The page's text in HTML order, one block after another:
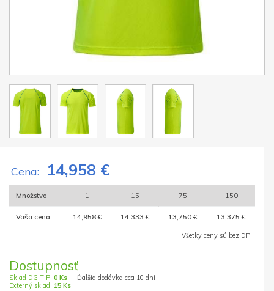
Cena: 14,958 €
Množstvo 1 15 75 150
Vaša cena 14,958 € 14,333 € 13,750 € 13,375 €
Všetky ceny sú bez DPH
Dostupnosť
Sklad DG TIP: 0 Ks
Externý sklad: 15 Ks
Ďalšia dodávka cca 10 dni